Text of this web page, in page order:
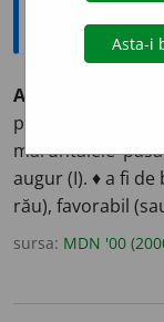
AUG
poate
măruntaiele
augur (I). ♦ a fi
rău), favorabil
sursa: MDN '00